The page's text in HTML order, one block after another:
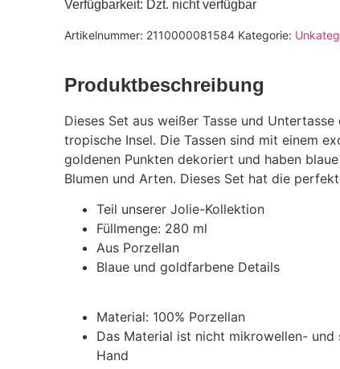
Verfügbarkeit: Dzt. nicht verfügbar
Artikelnummer: 2110000081584 Kategorie:
Produktbeschreibung
Dieses Set aus weißer Tasse und
tropische Insel. Die Tassen sind mit einem
goldenen Punkten dekoriert und haben
Blumen und Arten. Dieses Set hat die
Teil unserer Jolie-Kollektion
Füllmenge: 280 ml
Aus Porzellan
Blaue und goldfarbene Details
Material: 100% Porzellan
Das Material ist nicht mikrowellen-
Hand